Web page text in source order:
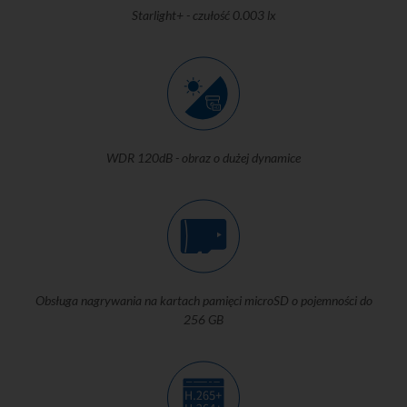
Starlight+ - czułość 0.003 lx
WDR 120dB - obraz o dużej dynamice
Obsługa nagrywania na kartach pamięci microSD o pojemności do
256 GB